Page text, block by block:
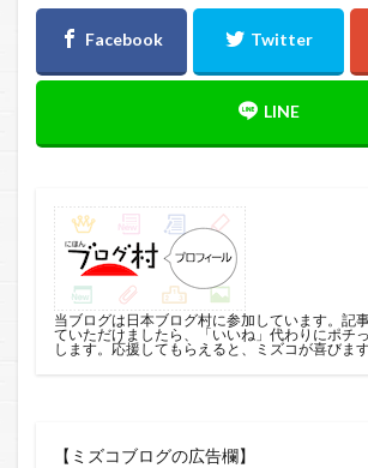
当ブログは日本ブログ村に参加しています。記
ていただけましたら、「いいね」代わりにポチ
します。応援してもらえると、ミズコが喜びます
【ミズコブログの広告欄】